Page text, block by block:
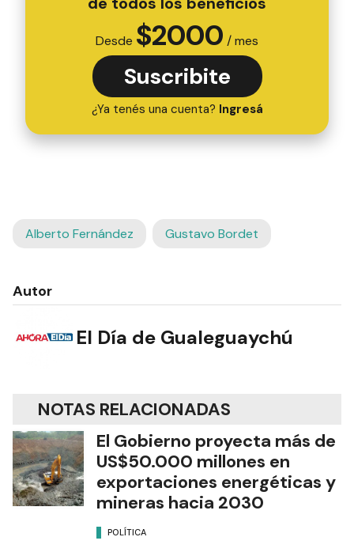
Desde $2000 / mes
Suscribite
¿Ya tenés una cuenta? Ingresá
Alberto Fernández Gustavo Bordet
Autor
El Día de Gualeguaychú
NOTAS RELACIONADAS
El Gobierno proyecta más de
US$50.000 millones en
exportaciones energéticas y
mineras hacia 2030
POLÍTICA